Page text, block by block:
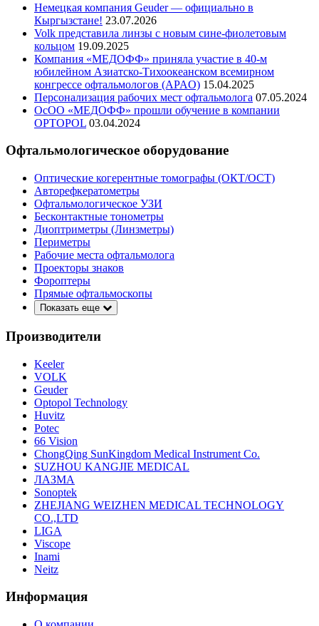
Немецкая компания Geuder — официально в
Кыргызстане! 23.07.2026
Volk представила линзы с новым сине-фиолетовым
кольцом 19.09.2025
Компания «МЕДОФФ» приняла участие в 40-м
юбилейном Азиатско-Тихоокеанском всемирном
конгрессе офтальмологов (APAO) 15.04.2025
Персонализация рабочих мест офтальмолога 07.05.2024
ОсОО «МЕДОФФ» прошли обучение в компании
OPTOPOL 03.04.2024
Офтальмологическое оборудование
Оптические когерентные томографы (ОКТ/ОСТ)
Авторефкератометры
Офтальмологическое УЗИ
Бесконтактные тонометры
Диоптриметры (Линзметры)
Периметры
Рабочие места офтальмолога
Проекторы знаков
Фороптеры
Прямые офтальмоскопы
Показать еще
Производители
Keeler
VOLK
Geuder
Optopol Technology
Huvitz
Potec
66 Vision
ChongQing SunKingdom Medical Instrument Co.
SUZHOU KANGJIE MEDICAL
ЛАЗМА
Sonoptek
ZHEJIANG WEIZHEN MEDICAL TECHNOLOGY
CO.,LTD
LIGA
Viscope
Inami
Neitz
Информация